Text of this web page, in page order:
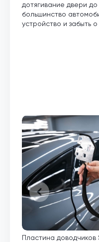
дотягивание двери
большинство
устройство и забыть
Пластина